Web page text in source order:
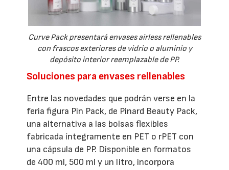
Curve Pack presentará envases airless rellenables
con frascos exteriores de vidrio o aluminio y
depósito interior reemplazable de PP.
Soluciones para envases rellenables
Entre las novedades que podrán verse en la
feria figura Pin Pack, de Pinard Beauty Pack,
una alternativa a las bolsas flexibles
fabricada íntegramente en PET o rPET con
una cápsula de PP. Disponible en formatos
de 400 ml, 500 ml y un litro, incorpora